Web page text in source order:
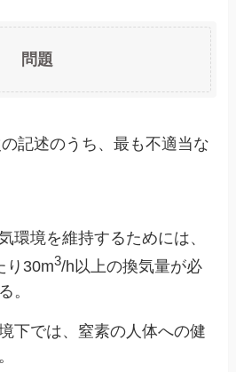
問題
記述のうち、最も不適当な
環境を維持するためには、
り30m3/h以上の換気量が必
。
下では、窒素の人体への健